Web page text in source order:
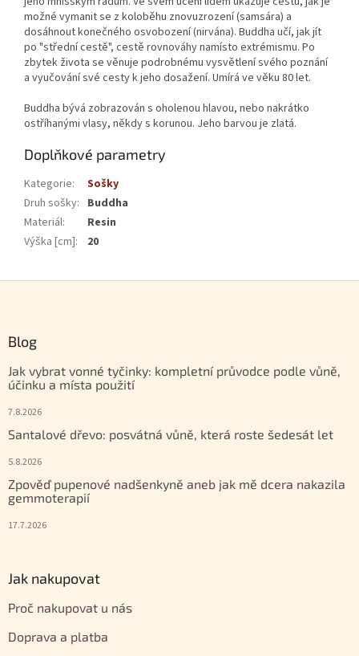
možné vymanit se z koloběhu znovuzrození (samsára) a
dosáhnout konečného osvobození (nirvána). Buddha učí, jak jít
po "střední cestě", cestě rovnováhy namísto extrémismu. Po
zbytek života se věnuje podrobnému vysvětlení svého poznání
a vyučování své cesty k jeho dosažení. Umírá ve věku 80 let.
Buddha bývá zobrazován s oholenou hlavou, nebo nakrátko
ostříhanými vlasy, někdy s korunou. Jeho barvou je zlatá.
Doplňkové parametry
Kategorie:
Sošky
Druh sošky: Buddha
Materiál:
Resin
Výška [cm]: 20
Blog
Jak vybrat vonné tyčinky: kompletní průvodce podle vůně,
účinku a místa použití
7.8.2026
Santalové dřevo: posvátná vůně, která roste šedesát let
5.8.2026
Zpověď pupenové nadšenkyně aneb jak mě dcera nakazila
gemmoterapií
17.7.2026
Jak nakupovat
Proč nakupovat u nás
Doprava a platba